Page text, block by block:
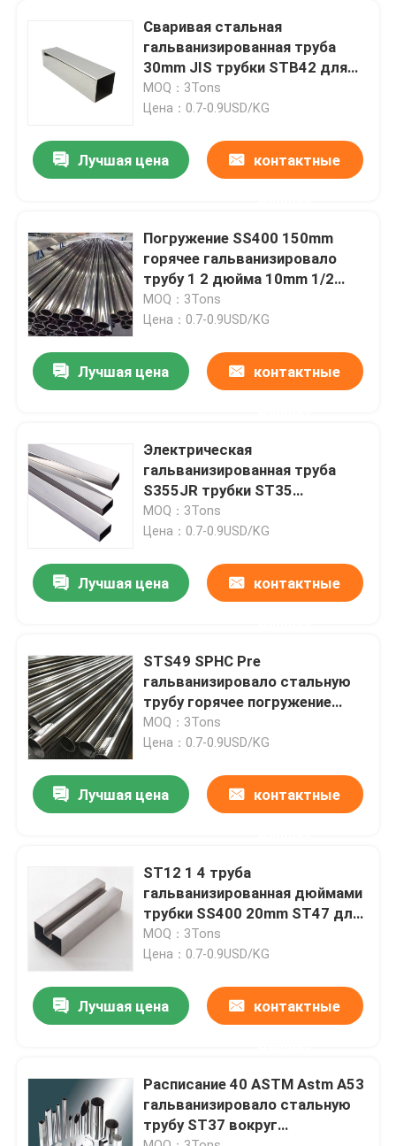
Продукты
Ролики
О нас
Проверка качества
Свяжитесь мы
Спросите цитату
Алюминиевая плита листа
Плита листа нержавеющей стали
Сваривая стальная
гальванизированная труба
30mm JIS трубки STB42 для
здания Agricultura
MOQ：3Tons
Цена：0.7-0.9USD/KG
Лучшая цена контактные
Погружение SS400 150mm
горячее гальванизировало
трубу 1 2 дюйма 10mm 1/2
трубка 1/4 дюймов
MOQ：3Tons
Цена：0.7-0.9USD/KG
Лучшая цена контактные
Электрическая
гальванизированная труба
S355JR трубки ST35
гальванизировала квадрат
2200mm стальной трубы
MOQ：3Tons
Цена：0.7-0.9USD/KG
Лучшая цена контактные
STS49 SPHC Pre
гальванизировало стальную
трубу горячее погружение
гальванизировало трубку
1000mm
MOQ：3Tons
Цена：0.7-0.9USD/KG
Лучшая цена контактные
ST12 1 4 труба
гальванизированная дюймами
трубки SS400 20mm ST47 для
автомобильной
промышленности
MOQ：3Tons
Цена：0.7-0.9USD/KG
Лучшая цена контактные
Расписание 40 ASTM Astm A53
гальванизировало стальную
трубу ST37 вокруг